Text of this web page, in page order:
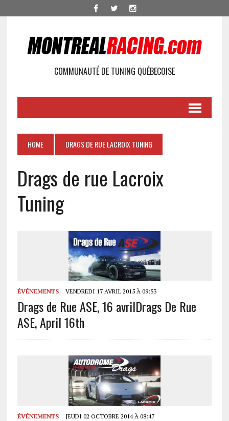
COMMUNAUTÉ DE TUNING QUÉBECOISE
HOME DRAGS DE RUE LACROIX TUNING
Drags de rue Lacroix
Tuning
ÉVÉNEMENTS VENDREDI 17 AVRIL 2015 À 09:53
Drags de Rue ASE, 16 avrilDrags De Rue
ASE, April 16th
ÉVÉNEMENTS JEUDI 02 OCTOBRE 2014 À 08:47